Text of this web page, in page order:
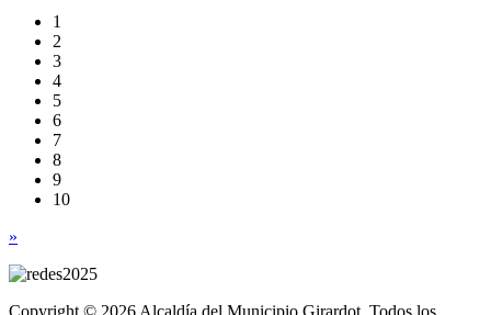
1
2
3
4
5
6
7
8
9
10
»
Copyright © 2026 Alcaldía del Municipio Girardot. Todos los